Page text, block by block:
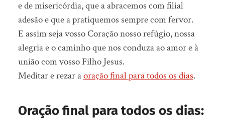
e de misericórdia, que a abracemos com filial
adesão e que a pratiquemos sempre com fervor.
E assim seja vosso Coração nosso refúgio, nossa
alegria e o caminho que nos conduza ao amor e à
união com vosso Filho Jesus.
Meditar e rezar aoração final para todos os dias.
Oração final para todos os dias: